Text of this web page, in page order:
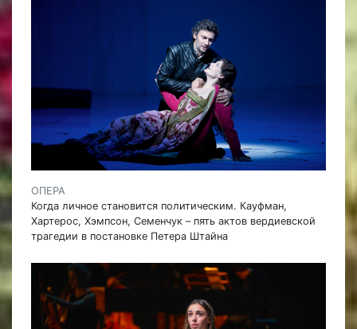
ОПЕРА
Когда личное становится политическим. Кауфман,
Хартерос, Хэмпсон, Семенчук – пять актов вердиевской
трагедии в постановке Петера Штайна